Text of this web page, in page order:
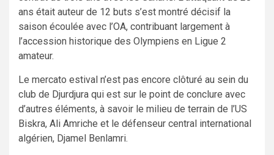
ans était auteur de 12 buts s’est montré décisif la
saison écoulée avec l’OA, contribuant largement à
l’accession historique des Olympiens en Ligue 2
amateur.
Le mercato estival n’est pas encore clôturé au sein du
club de Djurdjura qui est sur le point de conclure avec
d’autres éléments, à savoir le milieu de terrain de l’US
Biskra, Ali Amriche et le défenseur central international
algérien, Djamel Benlamri.